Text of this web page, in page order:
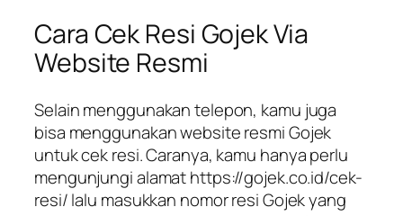
Cara Cek Resi Gojek Via
Website Resmi
Selain menggunakan telepon, kamu juga
bisa menggunakan website resmi Gojek
untuk cek resi. Caranya, kamu hanya perlu
mengunjungi alamat https://gojek.co.id/cek-
resi/ lalu masukkan nomor resi Gojek yang